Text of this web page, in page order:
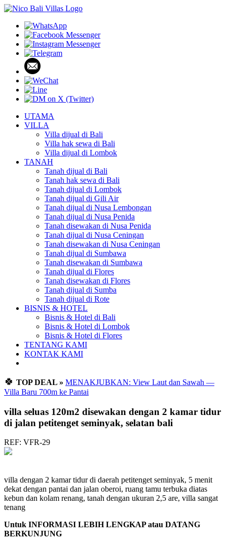
UTAMA
VILLA
Villa dijual di Bali
Villa hak sewa di Bali
Villa dijual di Lombok
TANAH
Tanah dijual di Bali
Tanah hak sewa di Bali
Tanah dijual di Lombok
Tanah dijual di Gili Air
Tanah dijual di Nusa Lembongan
Tanah dijual di Nusa Penida
Tanah disewakan di Nusa Penida
Tanah dijual di Nusa Ceningan
Tanah disewakan di Nusa Ceningan
Tanah dijual di Sumbawa
Tanah disewakan di Sumbawa
Tanah dijual di Flores
Tanah disewakan di Flores
Tanah dijual di Sumba
Tanah dijual di Rote
BISNIS & HOTEL
Bisnis & Hotel di Bali
Bisnis & Hotel di Lombok
Bisnis & Hotel di Flores
TENTANG KAMI
KONTAK KAMI
🍀 TOP DEAL » MENAKJUBKAN: View Laut dan Sawah —
Villa Baru 700m ke Pantai
villa seluas 120m2 disewakan dengan 2 kamar tidur
di jalan petitenget seminyak, selatan bali
REF: VFR-29
villa dengan 2 kamar tidur di daerah petitenget seminyak, 5 menit
dekat dengan pantai dan jalan oberoi, ruang tamu terbuka diatas
kebun dan kolam renang, tanah dengan ukuran 2,5 are, villa sangat
tenang
Untuk INFORMASI LEBIH LENGKAP atau DATANG
BERKUNJUNG